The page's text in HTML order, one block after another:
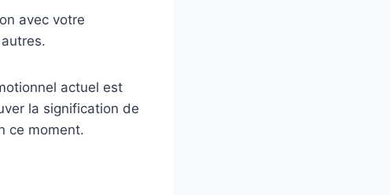
avec votre
actuel est
la signification de
ce moment.